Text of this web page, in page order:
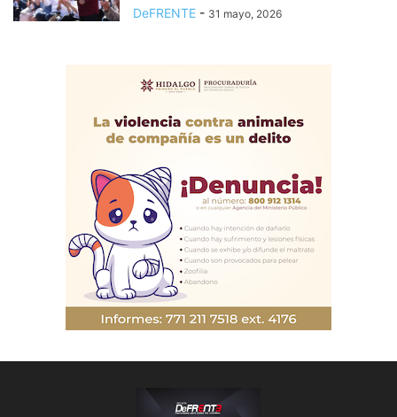
DeFRENTE - 31 mayo, 2026